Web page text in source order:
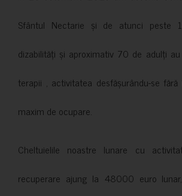
Sfântul Nectarie și de atunci peste
dizabilități și aproximativ 70 de adulți
terapii , activitatea desfășurându-se
maxim de ocupare.
Cheltuielile noastre lunare cu
recuperare ajung la 48000 euro